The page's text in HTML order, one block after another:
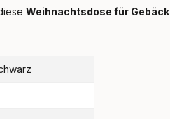
Weihnachtsdose für Gebäck